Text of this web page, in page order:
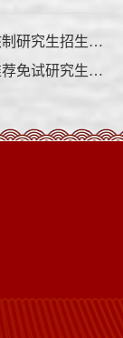
上一篇：北京大学物理学院2025年申请考核制研究生招生复试名单（含专项计划、港澳台生）
下一篇：北京大学物理学院2025年拟录取推荐免试研究生名单公示